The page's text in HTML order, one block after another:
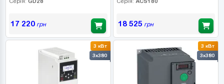
17 220грн 18 525 грн
3 кВт
3x380
3 кВт
3x380